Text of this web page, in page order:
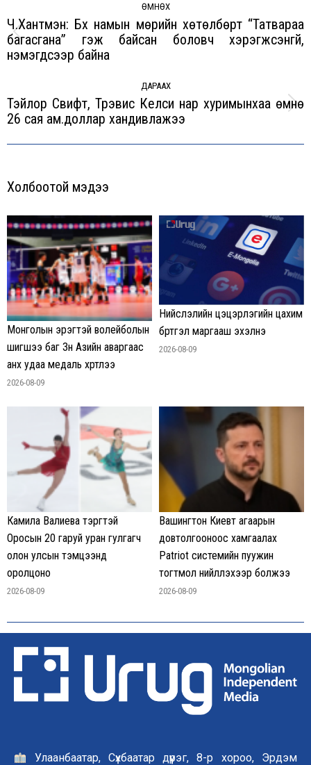
ӨМНӨХ
Previous
Ч.Хантүмэн: Бүх намын мөрийн хөтөлбөрт “Татвараа
багасгана” гэж байсан боловч хэрэгжсэнгүй,
нэмэгдсээр байна
ДАРААХ
Next
Тэйлор Свифт, Трэвис Келси нар хуримынхаа өмнө
26 сая ам.доллар хандивлажээ
Холбоотой мэдээ
Монголын эрэгтэй волейболын
шигшээ баг Зүүн Азийн аваргаас
анх удаа медаль хүртлээ
2026-08-09
Нийслэлийн цэцэрлэгийн цахим
бүртгэл маргааш эхэлнэ
2026-08-09
Камила Валиева тэргүүтэй
Оросын 20 гаруй уран гулгагч
олон улсын тэмцээнд
оролцоно
2026-08-09
Вашингтон Киевт агаарын
довтолгооноос хамгаалах
Patriot системийн пуужин
тогтмол нийлүүлэхээр болжээ
2026-08-09
Улаанбаатар, Сүхбаатар дүүрэг, 8-р хороо, Эрдэм